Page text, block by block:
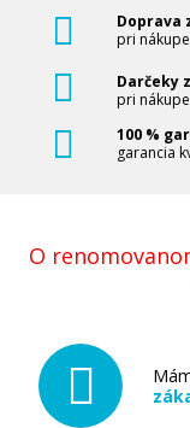
Originálna
Doprava
pri
Darčeky
pri
100 %
garancia
O